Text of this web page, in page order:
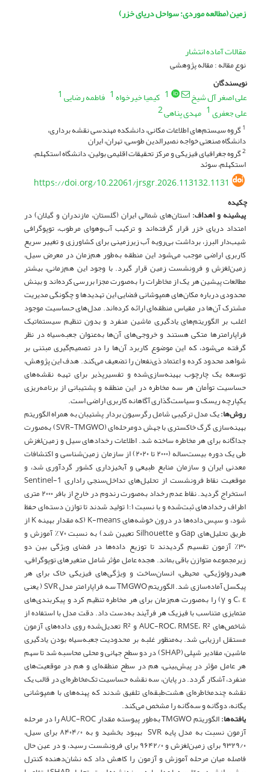
زمین (مطالعه موردی: سواحل دریای خزر)
مقالات آماده انتشار
نوع مقاله : مقاله پژوهشی
نویسندگان
علی اصغر آل شیخ 1 کیمیا خیرخواه1 فاطمه رضایی1
علی جعفری1 مهدی پناهی2
1گروه سیستم‌های اطلاعات مکانی، دانشکده مهندسی نقشه برداری،
دانشگاه صنعتی خواجه نصیرالدین طوسی، تهران، ایران
2گروه جغرافیای فیزیکی و مرکز تحقیقات اقلیمی بولین، دانشگاه استکهلم،
استکهلم، سوئد
https://doi.org/10.22061/jrsgr.2026.113132.1131
چکیده
پیشینه و اهداف: استان‌های شمالی ایران (گلستان، مازندران و گیلان) در
امتداد دریای خزر قرار گرفته‌اند و ترکیب آب‌وهوای مرطوب، توپوگرافی
شیب‌دار البرز، برداشت بی‌رویه آب زیرزمینی برای کشاورزی و تغییر سریع
کاربری اراضی موجب می‌شود این منطقه به‌طور هم‌زمان در معرض سیل،
زمین‌لغزش و فرونشست زمین قرار گیرد. با وجود این هم‌زمانی، بیشتر
مطالعات پیشین هر یک از مخاطرات را به‌صورت مجزا بررسی کرده‌اند و بینش
محدودی درباره مکان‌های همپوشانی فضایی این تهدیدها و چگونگی مدیریت
مشترک آن‌ها در مقیاس منطقه‌ای ارائه کرده‌اند. مدل‌های حساسیت موجود
اغلب بر الگوریتم‌های یادگیری ماشین منفرد و بدون تنظیم سیستماتیک
فراپارامترها متکی هستند و خروجی‌های آن‌ها به‌عنوان جعبه‌سیاه در نظر
گرفته می‌شود، که این موضوع کاربرد آن‌ها را در تصمیم‌گیری مبتنی بر
شواهد محدود کرده و اعتماد ذی‌نفعان را تضعیف می‌کند. هدف این پژوهش،
توسعه یک چارچوب بهینه‌سازی‌شده و تفسیرپذیر برای تهیه نقشه‌های
حساسیت توأمان هر سه مخاطره در این منطقه و پشتیبانی از برنامه‌ریزی
یکپارچه ریسک و سیاست‌گذاری آگاهانه کاربری اراضی است.
روش‌ها‌:یک مدل ترکیبی شامل رگرسیون بردار پشتیبان به همراه الگوریتم
بهینه‌سازی گرگ خاکستری با جهش دومرحله‌ای (SVR-TMGWO) به‌صورت
جداگانه برای هر مخاطره ساخته شد. اطلاعات رخدادهای سیل و زمین‌لغزش
طی یک دوره بیست‌ساله (۲۰۰۰ تا ۲۰۲۰) از سازمان زمین‌شناسی و اکتشافات
معدنی ایران و سازمان منابع طبیعی و آبخیزداری کشور گردآوری شد، و
موقعیت نقاط فرونشست از تحلیل‌های تداخل‌سنجی راداری Sentinel-1
استخراج گردید. نقاط عدم رخداد به‌صورت رندوم در خارج از بافر ۲۰۰۰ متری
اطراف رخدادهای ثبت‌شده و با نسبت ۱:۱ تولید شدند تا توازن دسته‌ای حفظ
شود، و سپس داده‌ها در درون خوشه‌های K-means (که مقدار بهینه K از
طریق تحلیل‌های Gap و Silhouette تعیین شد) به نسبت ۷۰٪ آموزش و
۳۰٪ آزمون تقسیم گردیدند تا توزیع داده‌ها در فضای ویژگی بین دو
زیرمجموعه متوازن باقی بماند. هجده عامل مؤثر شامل متغیرهای توپوگرافی،
هیدرولوژیکی، محیطی، انسان‌ساخت و ویژگی‌های فیزیکی خاک برای هر
پیکسل آماده‌سازی شد. الگوریتم TMGWO سه فراپارامتر مدل SVR ( یعنی
C، ε و γ) را به‌صورت هم‌زمان برای هر مخاطره تنظیم کرد و پیکربندی‌های
متمایزی متناسب با فیزیک هر فرآیند به‌دست داد. دقت مدل با استفاده از
شاخص‌های AUC-ROC، RMSE، R² و R² تعدیل‌شده روی داده‌های آزمون
مستقل ارزیابی شد. به‌منظور غلبه بر محدودیت جعبه‌سیاه بودن یادگیری
ماشین، مقادیر شپلی (SHAP) در دو سطح جهانی و محلی محاسبه شد تا سهم
هر عامل مؤثر در پیش‌بینی، هم در سطح منطقه‌ای و هم در موقعیت‌های
منفرد، آشکار گردد. در پایان، سه نقشه حساسیت تک‌مخاطره‌ای در قالب یک
نقشه چندمخاطره‌ای هشت‌طبقه‌ای تلفیق شدند که پهنه‌های با همپوشانی
یگانه، دوگانه و سه‌گانه را مشخص می‌کند.
یافته‌ها:الگوریتمTMGWOبه‌طور پیوسته مقدارAUC-ROCرا در مرحله
آزمون نسبت به مدل پایه SVR
بهبود بخشید و به ۸۴۰۴/۰ برای سیل،
۹۳۲۹/۰ برای زمین‌لغزش و ۹۶۴۲/۰ برای فرونشست رسید، و در عین حال
فاصله میان مرحله آموزش و آزمون را کاهش داد که نشان‌دهنده کنترل